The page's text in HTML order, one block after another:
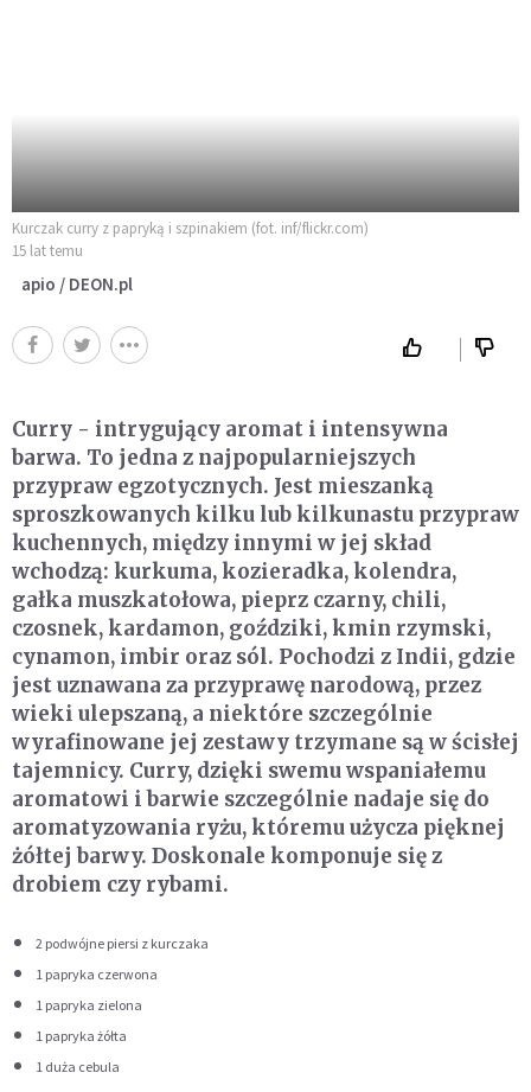
Kurczak curry z papryką i szpinakiem (fot. inf/flickr.com)
15 lat temu
apio / DEON.pl
Curry - intrygujący aromat i intensywna
barwa. To jedna z najpopularniejszych
przypraw egzotycznych. Jest mieszanką
sproszkowanych kilku lub kilkunastu przypraw
kuchennych, między innymi w jej skład
wchodzą: kurkuma, kozieradka, kolendra,
gałka muszkatołowa, pieprz czarny, chili,
czosnek, kardamon, goździki, kmin rzymski,
cynamon, imbir oraz sól. Pochodzi z Indii, gdzie
jest uznawana za przyprawę narodową, przez
wieki ulepszaną, a niektóre szczególnie
wyrafinowane jej zestawy trzymane są w ścisłej
tajemnicy. Curry, dzięki swemu wspaniałemu
aromatowi i barwie szczególnie nadaje się do
aromatyzowania ryżu, któremu użycza pięknej
żółtej barwy. Doskonale komponuje się z
drobiem czy rybami.
2 podwójne piersi z kurczaka
1 papryka czerwona
1 papryka zielona
1 papryka żółta
1 duża cebula